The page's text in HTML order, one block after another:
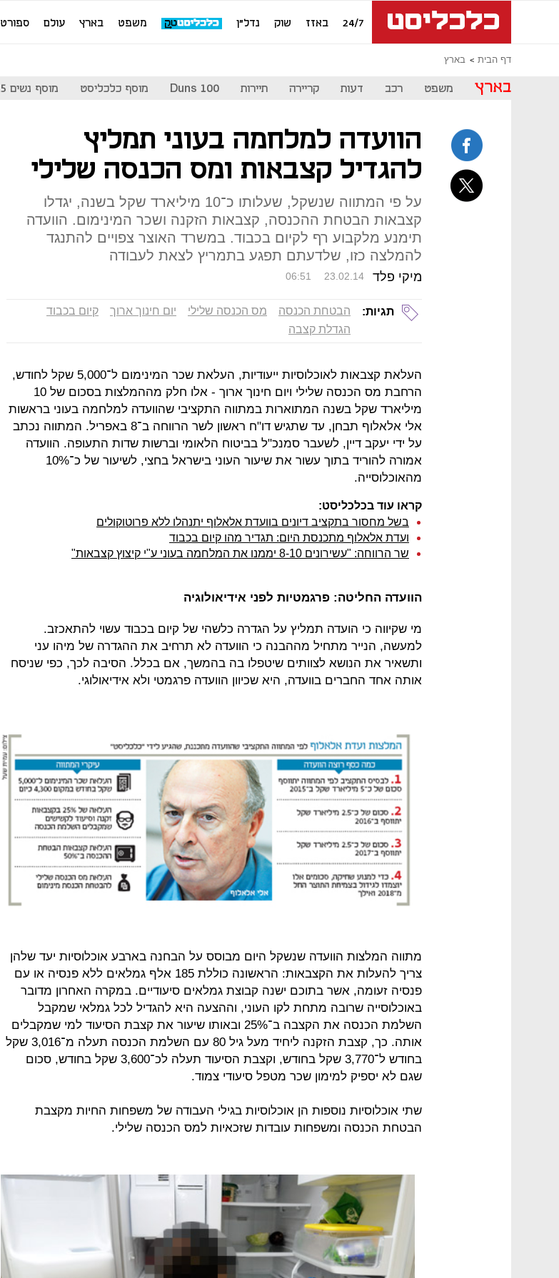
24/7 באזז שוק נדל"ן משפט בארץ עולם ספורט
דף הבית בארץ
בארץ משפט רכב דעות קריירה תיירות Duns 100 מוסף כלכליסט מוסף נשים 2025
הוועדה למלחמה בעוני תמליץ
להגדיל קצבאות ומס הכנסה שלילי
על פי המתווה שנשקל, שעלותו כ־10 מיליארד שקל בשנה, יגדלו
קצבאות הבטחת ההכנסה, קצבאות הזקנה ושכר המינימום. הוועדה
תימנע מלקבוע רף לקיום בכבוד. במשרד האוצר צפויים להתנגד
להמלצה כזו, שלדעתם תפגע בתמריץ לצאת לעבודה
מיקי פלד 06:51 23.02.14
תגיות: הבטחת הכנסה מס הכנסה שלילי יום חינוך ארוך
קיום בכבוד
הגדלת קצבה
העלאת קצבאות לאוכלוסיות ייעודיות, העלאת שכר המינימום ל־5,000 שקל לחודש,
הרחבת מס הכנסה שלילי ויום חינוך ארוך - אלו חלק מההמלצות בסכום של 10
מיליארד שקל בשנה המתוארות במתווה התקציבי שהוועדה למלחמה בעוני בראשות
אלי אלאלוף תבחן, עד שתגיש דו"ח ראשון לשר הרווחה ב־8 באפריל. המתווה נכתב
על ידי יעקב דיין, לשעבר סמנכ"ל בביטוח הלאומי וברשות שדות התעופה. הוועדה
אמורה להוריד בתוך עשור את שיעור העוני בישראל בחצי, לשיעור של כ־10%
מהאוכלוסייה.
קראו עוד בכלכליסט:
בשל מחסור בתקציב דיונים בוועדת אלאלוף יתנהלו ללא פרוטוקולים
ועדת אלאלוף מתכנסת היום: תגדיר מהו קיום בכבוד
שר הרווחה: "עשירונים 8-10 יממנו את המלחמה בעוני ע"י קיצוץ קצבאות"
הוועדה החליטה: פרגמטיות לפני אידיאולוגיה
מי שקיווה כי הועדה תמליץ על הגדרה כלשהי של קיום בכבוד עשוי להתאכזב.
למעשה, הנייר מתחיל מההבנה כי הוועדה לא תרחיב את ההגדרה של מיהו עני
ותשאיר את הנושא לצוותים שיטפלו בה בהמשך, אם בכלל. הסיבה לכך, כפי שניסח
אותה אחד החברים בוועדה, היא שכיוון הוועדה פרגמטי ולא אידיאולוגי.
מתווה המלצות הוועדה שנשקל היום מבוסס על הבחנה בארבע אוכלוסיות יעד שלהן
צריך להעלות את הקצבאות: הראשונה כוללת 185 אלף גמלאים ללא פנסיה או עם
פנסיה זעומה, אשר בתוכם ישנה קבוצת גמלאים סיעודיים. במקרה האחרון מדובר
באוכלוסייה שרובה מתחת לקו העוני, וההצעה היא להגדיל לכל גמלאי שמקבל
השלמת הכנסה את הקצבה ב־25% ובאותו שיעור את קצבת הסיעוד למי שמקבלים
אותה. כך, קצבת הזקנה ליחיד מעל גיל 80 עם השלמת הכנסה תעלה מ־3,016 שקל
בחודש ל־3,770 שקל בחודש, וקצבת הסיעוד תעלה לכ־3,600 שקל בחודש, סכום
שגם לא יספיק למימון שכר מטפל סיעודי צמוד.
שתי אוכלוסיות נוספות הן אוכלוסיות בגילי העבודה של משפחות החיות מקצבת
הבטחת הכנסה ומשפחות עובדות שזכאיות למס הכנסה שלילי.